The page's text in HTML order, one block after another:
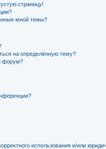
страницу!
мной темы?
на определённую тему?
форум?
использования и/или